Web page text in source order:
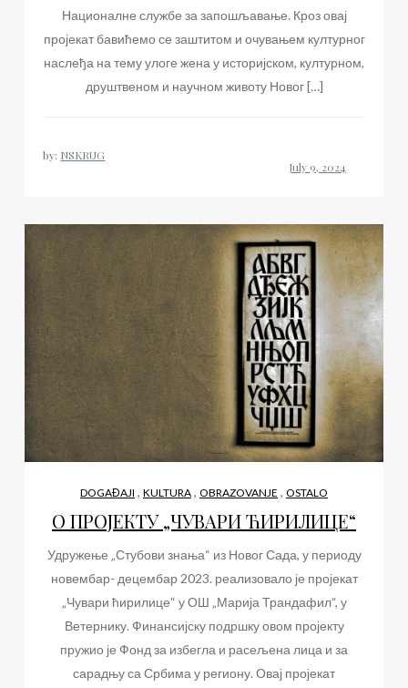
Националне службе за запошљавање. Кроз овај
пројекат бавићемо се заштитом и очувањем културног
наслеђа на тему улоге жена у историјском, културном,
друштвеном и научном животу Новог […]
by: NSKRUG
DOGAĐAJI , KULTURA , OBRAZOVANJE , OSTALO
О ПРОЈЕКТУ „ЧУВАРИ ЋИРИЛИЦЕ“
Удружење „Стубови знања“ из Новог Сада, у периоду
новембар- децембар 2023. реализовало је пројекат
„Чувари ћирилице“ у ОШ „Марија Трандафил“, у
Ветернику. Финансијску подршку овом пројекту
пружио је Фонд за избегла и расељена лица и за
сарадњу са Србима у региону. Овај пројекат